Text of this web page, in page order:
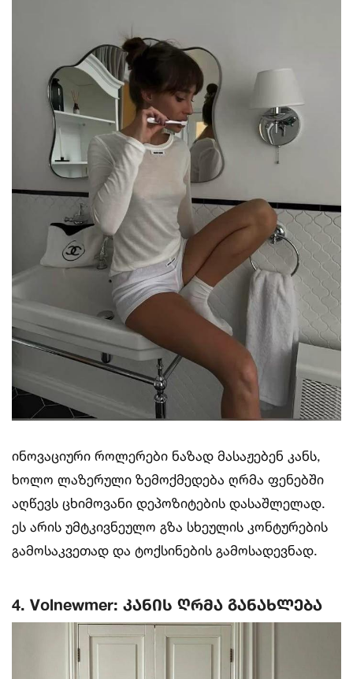
ინოვაციური როლერები ნაზად მასაჟებენ კანს,
ხოლო ლაზერული ზემოქმედება ღრმა ფენებში
აღწევს ცხიმოვანი დეპოზიტების დასაშლელად.
ეს არის უმტკივნეულო გზა სხეულის კონტურების
გამოსაკვეთად და ტოქსინების გამოსადევნად.
4. Volnewmer: კანის ღრმა განახლება